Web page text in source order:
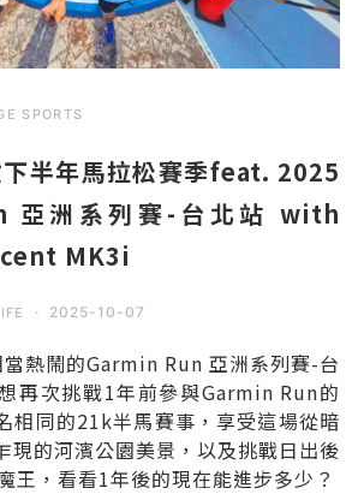
SPORTS
半年馬拉松賽季feat. 2025
亞洲系列賽-台北站 with
MK3i
2025-10-07
熱鬧的Garmin Run 亞洲系列賽-台
再次挑戰1年前參與Garmin Run的
相同的21k半馬賽事，享受這場從暗
現的河濱公園美景，以及挑戰日出後
王，看看1年後的現在能進步多少？